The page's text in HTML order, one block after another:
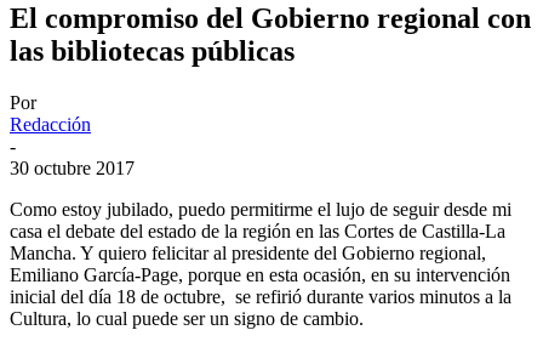
El compromiso del Gobierno regional con
las bibliotecas públicas
Por
Redacción
-
30 octubre 2017
Como estoy jubilado, puedo permitirme el lujo de seguir desde mi
casa el debate del estado de la región en las Cortes de Castilla-La
Mancha. Y quiero felicitar al presidente del Gobierno regional,
Emiliano García-Page, porque en esta ocasión, en su intervención
inicial del día 18 de octubre, se refirió durante varios minutos a la
Cultura, lo cual puede ser un signo de cambio.